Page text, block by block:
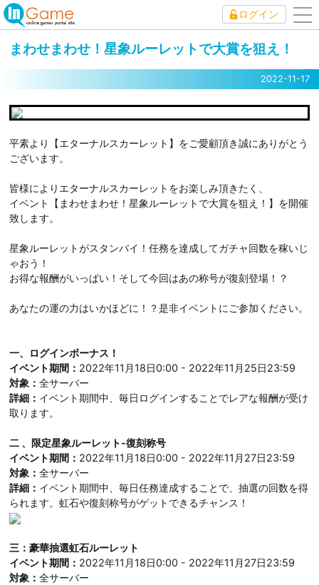
ログイン
まわせまわせ！星象ルーレットで大賞を狙え！
2022-11-17
平素より【エターナルスカーレット】をご愛顧頂き誠にありがとう
ございます。
皆様によりエターナルスカーレットをお楽しみ頂きたく、
イベント【まわせまわせ！星象ルーレットで大賞を狙え！】を開催
致します。
星象ルーレットがスタンバイ！任務を達成してガチャ回数を稼いじ
ゃおう！
お得な報酬がいっぱい！そして今回はあの称号が復刻登場！？
あなたの運の力はいかほどに！？是非イベントにご参加ください。
一、ログインボーナス！
イベント期間： 2022年11月18日0:00 - 2022年11月25日23:59
対象：全サーバー
詳細： イベント期間中、毎日ログインすることでレアな報酬が受け
取ります。
二 、限定星象ルーレット-復刻称号
イベント期間： 2022年11月18日0:00 - 2022年11月27日23:59
対象：全サーバー
詳細： イベント期間中、毎日任務達成することで、抽選の回数を得
られます。虹石や復刻称号がゲットできるチャンス！
三：豪華抽選虹石ルーレット
イベント期間： 2022年11月18日0:00 - 2022年11月27日23:59
対象：全サーバー